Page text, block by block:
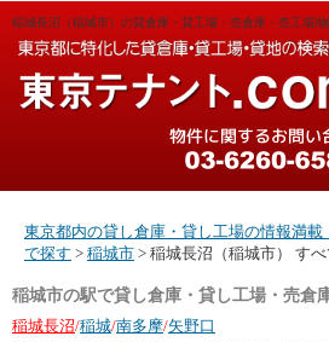
稲城長沼（稲城市）の貸倉庫・貸工場・売倉庫・売工場|
東京都内の貸し倉庫・貸し工場の情報満載
で探す > 稲城市 > 稲城長沼（稲城市） す
稲城市の駅で貸し倉庫・貸し工場・売倉
稲城長沼/稲城/南多摩/矢野口